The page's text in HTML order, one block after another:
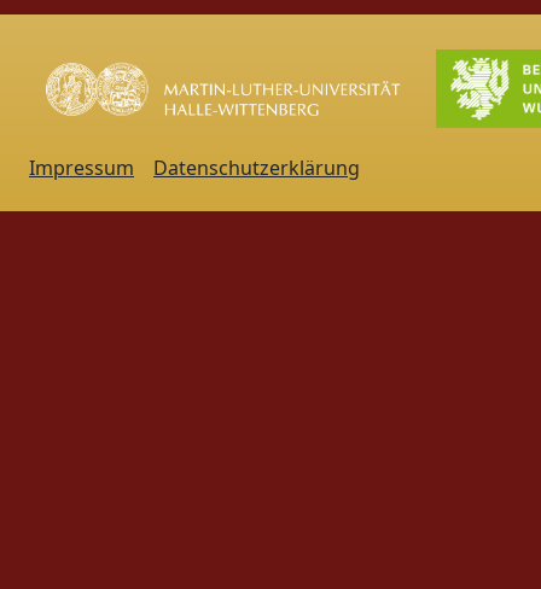
Impressum Datenschutzerklärung